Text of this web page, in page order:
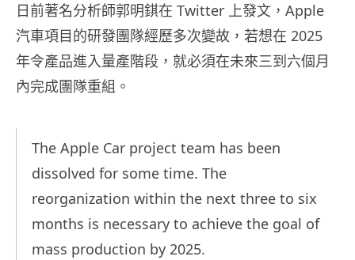
日前著名分析師郭明錤在 Twitter 上發文，Apple
汽車項目的研發團隊經歷多次變故，若想在 2025
年令產品進入量產階段，就必須在未來三到六個月
內完成團隊重組。
The Apple Car project team has been
dissolved for some time. The
reorganization within the next three to six
months is necessary to achieve the goal of
mass production by 2025.